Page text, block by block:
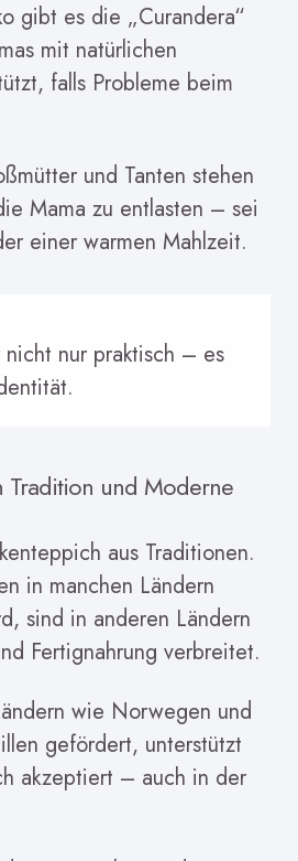
gibt es die „Curandera“
mit natürlichen
falls Probleme beim
und Tanten stehen
Mama zu entlasten – sei
einer warmen Mahlzeit.
nur praktisch – es
Tradition und Moderne
aus Traditionen.
in manchen Ländern
sind in anderen Ländern
Fertignahrung verbreitet.
wie Norwegen und
gefördert, unterstützt
akzeptiert – auch in der